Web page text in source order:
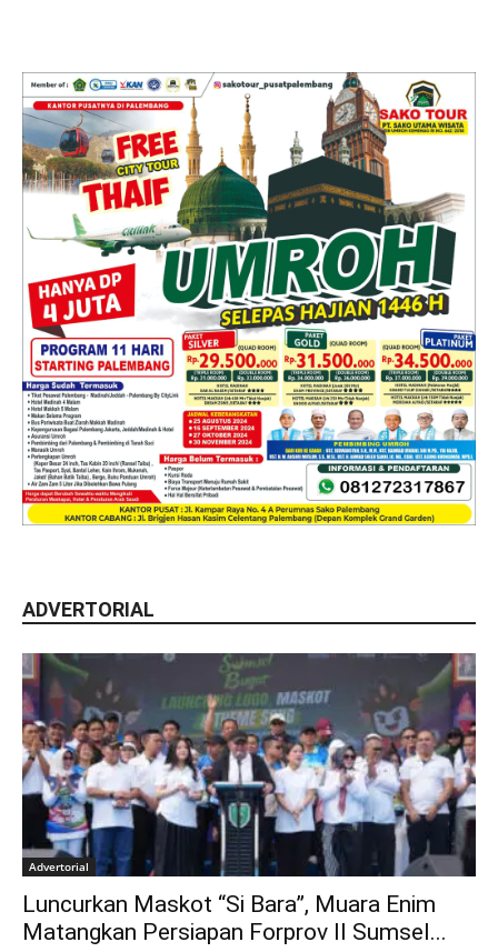
ADVERTORIAL
Advertorial
Luncurkan Maskot “Si Bara”, Muara Enim
Matangkan Persiapan Forprov II Sumsel...